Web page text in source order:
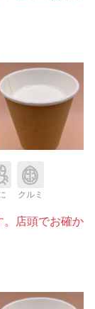
クルミ
店頭でお確か